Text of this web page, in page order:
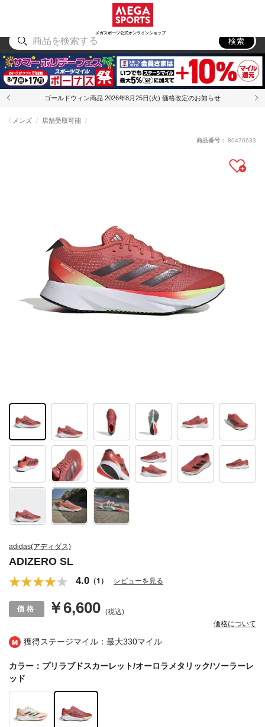
メガスポーツ公式オンラインショップ
アウトドア
検索
ゴールドウィン商品 2026年8月25日(火) 価格改定のお知らせ
獲得ステージマイル：最大330マイル
adidas(アディダス)
ADIZERO SL
4.0 （1） レビューを見る
メンズ 店舗受取可能
￥6,600 (税込)
価格について
商品番号： 80476633
カラー：プリラブドスカーレット/オーロラメタリック/ソーラーレ
ッド